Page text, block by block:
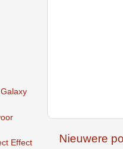
Nieuwere
Effect